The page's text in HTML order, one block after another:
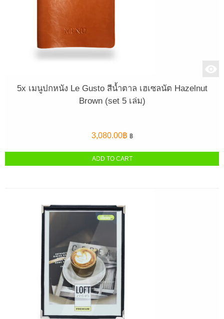
5x เมนูปกหนัง Le Gusto สีน้ำตาล เฮเซลนัต Hazelnut
Brown (set 5 เล่ม)
3,080.00฿ ฿
ADD TO CART